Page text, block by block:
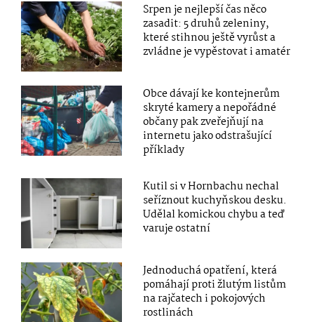
Srpen je nejlepší čas něco
zasadit: 5 druhů zeleniny,
které stihnou ještě vyrůst a
zvládne je vypěstovat i amatér
Obce dávají ke kontejnerům
skryté kamery a nepořádné
občany pak zveřejňují na
internetu jako odstrašující
příklady
Kutil si v Hornbachu nechal
seříznout kuchyňskou desku.
Udělal komickou chybu a teď
varuje ostatní
Jednoduchá opatření, která
pomáhají proti žlutým listům
na rajčatech i pokojových
rostlinách